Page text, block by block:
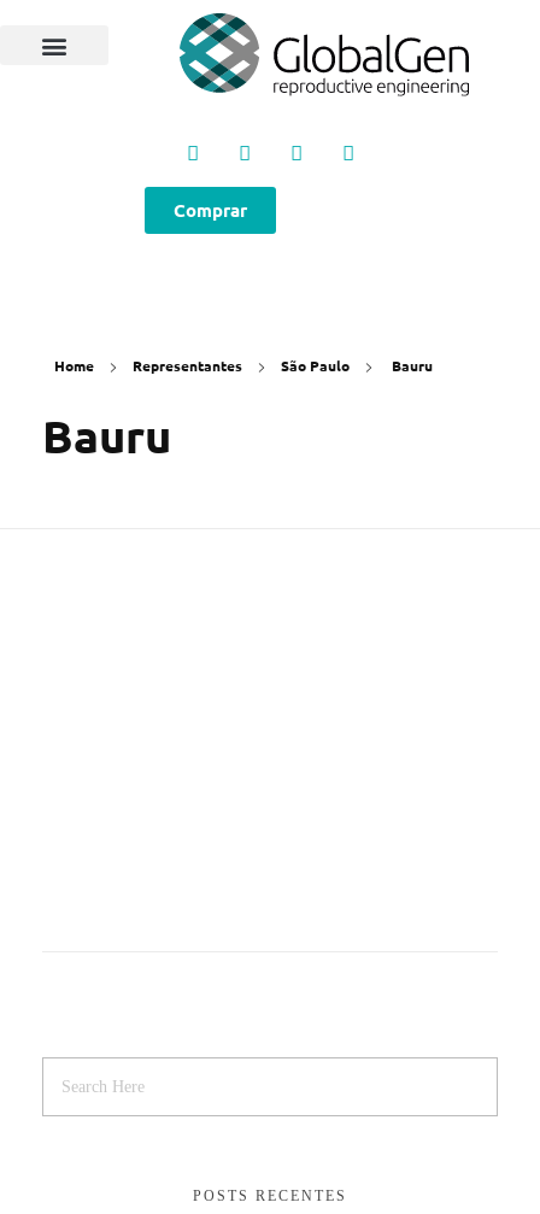
Comprar
Home Representantes São Paulo Bauru
Bauru
POSTS RECENTES